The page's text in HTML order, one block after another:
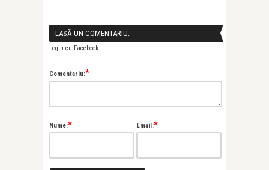
LASĂ UN COMENTARIU:
Login cu Facebook
Comentariu:*
Nume:* Email:*